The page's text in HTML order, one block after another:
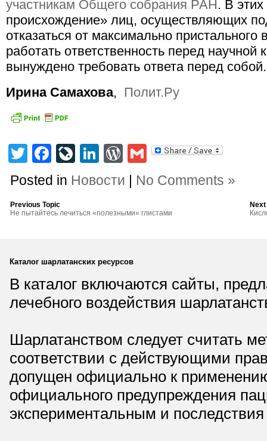
участникам Общего собрания РАН . В
происхождение» лиц, осуществляющих
отказаться от максимально пристального
работать ответственность перед
вынуждено требовать ответа перед собой.
Ирина Самахова, Полит.Ру
TwitterFacebook
LiveJournal
LinkedIn
WordPress
Gmail
Posted in Новости | No Comments »
Previous Topic
Не пытайтесь лечиться «полезными» глистами
Каталог шарлатанских ресурсов
В каталог включаются сайты,
лечебного воздействия
Шарлатанством следует считать
соответствии с действующими
допущен официально к
официального предупреждения
экспериментальным и